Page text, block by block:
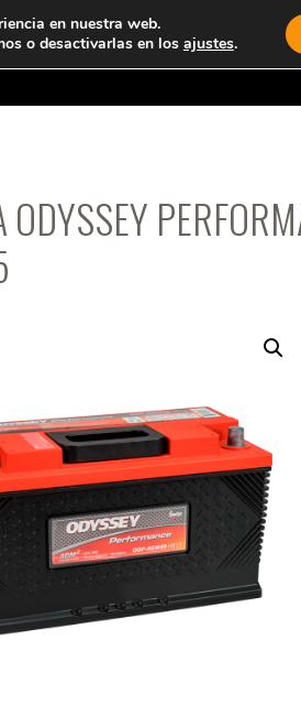
PRODUCTOS EMPRESA
ODYSSEY
en nuestra web.
o desactivarlas en los ajustes.